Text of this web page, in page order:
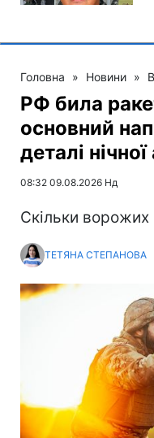
Головна » Новини »
РФ била
основний
деталі
08:32 09.08.2026 Нд
Скільки
ТЕТЯНА СТЕПАНОВА